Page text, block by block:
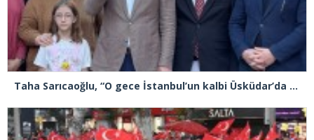
Taha Sarıcaoğlu, “O gece İstanbul’un kalbi Üsküdar’da attı”